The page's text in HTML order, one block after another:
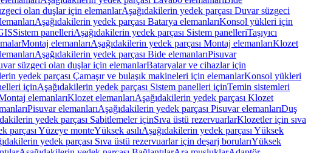
olan duşlar için elemanlarAşağıdakilerin yedek parçası Duvar süzgeci
Aşağıdakilerin yedek parçası Batarya elemanlarıKonsol yükleri için
Sistem panelleriAşağıdakilerin yedek parçası Sistem panelleriTaşıyıcı
Montaj elemanlarıAşağıdakilerin yedek parçası Montaj elemanlarıKlozet
Aşağıdakilerin yedek parçası Bide elemanlarıPisuvar
süzgeci olan duşlar için elemanlarBataryalar ve cihazlar için
yedek parçası Çamaşır ve bulaşık makineleri için elemanlarKonsol yükleri
içinAşağıdakilerin yedek parçası Sistem panelleri içinTemin sistemleri
elemanlarıKlozet elemanlarıAşağıdakilerin yedek parçası Klozet
Pisuvar elemanlarıAşağıdakilerin yedek parçası Pisuvar elemanlarıDuş
yedek parçası Sabitlemeler içinSıva üstü rezervuarlarKlozetler için sıva
parçası Yüzeye monteYüksek asılıAşağıdakilerin yedek parçası Yüksek
yedek parçası Sıva üstü rezervuarlar için deşarj borularıYüksek